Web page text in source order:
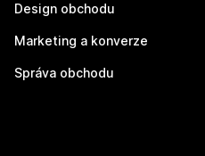
Design obchodu
Marketing a konverze
Správa obchodu